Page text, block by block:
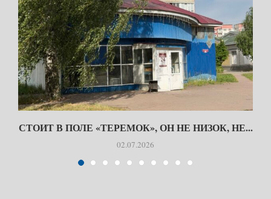
СТОИТ В ПОЛЕ «ТЕРЕМОК», ОН НЕ НИЗОК, НЕ...
02.07.2026